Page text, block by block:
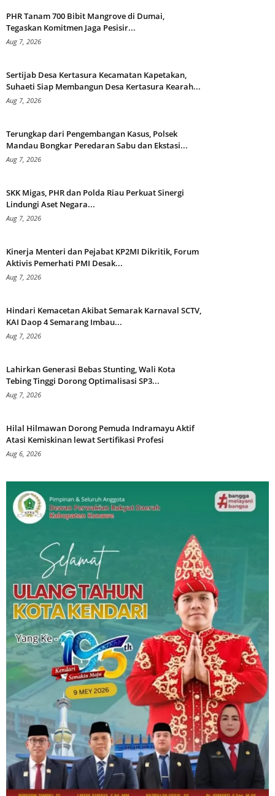
PHR Tanam 700 Bibit Mangrove di Dumai,
Tegaskan Komitmen Jaga Pesisir...
Aug 7, 2026
Sertijab Desa Kertasura Kecamatan Kapetakan,
Suhaeti Siap Membangun Desa Kertasura Kearah...
Aug 7, 2026
Terungkap dari Pengembangan Kasus, Polsek
Mandau Bongkar Peredaran Sabu dan Ekstasi...
Aug 7, 2026
SKK Migas, PHR dan Polda Riau Perkuat Sinergi
Lindungi Aset Negara...
Aug 7, 2026
Kinerja Menteri dan Pejabat KP2MI Dikritik, Forum
Aktivis Pemerhati PMI Desak...
Aug 7, 2026
Hindari Kemacetan Akibat Semarak Karnaval SCTV,
KAI Daop 4 Semarang Imbau...
Aug 7, 2026
Lahirkan Generasi Bebas Stunting, Wali Kota
Tebing Tinggi Dorong Optimalisasi SP3...
Aug 7, 2026
Hilal Hilmawan Dorong Pemuda Indramayu Aktif
Atasi Kemiskinan lewat Sertifikasi Profesi
Aug 6, 2026